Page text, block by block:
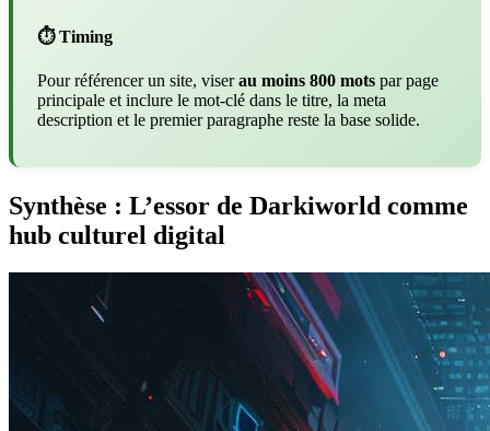
⏱️ Timing
Pour référencer un site, viserau moins 800 mots par page
principale et inclure le mot-clé dans le titre, la meta
description et le premier paragraphe reste la base solide.
Synthèse : L’essor de Darkiworld comme
hub culturel digital